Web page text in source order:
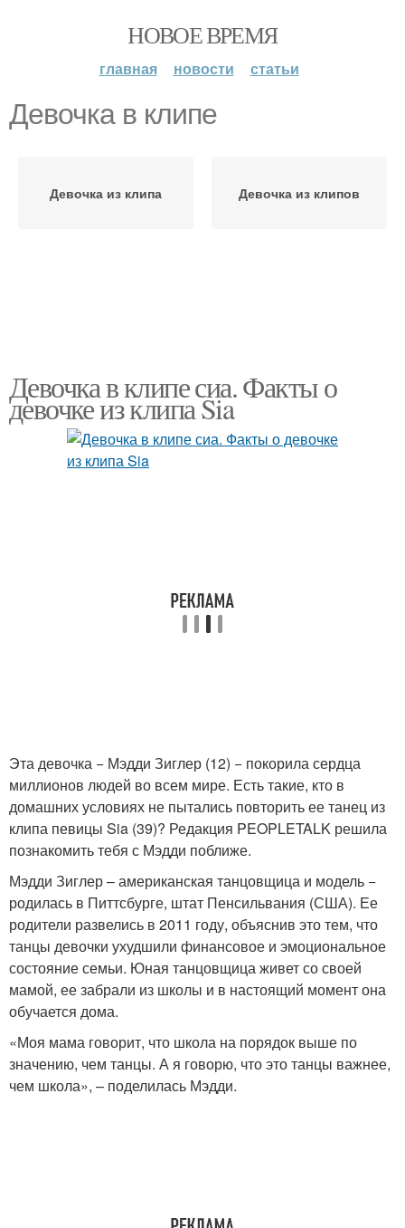
НОВОЕ ВРЕМЯ
главная новости статьи
Девочка в клипе
Девочка из клипа Девочка из клипов
Девочка в клипе сиа. Факты о
девочке из клипа Sia
Эта девочка − Мэдди Зиглер (12) − покорила сердца
миллионов людей во всем мире. Есть такие, кто в
домашних условиях не пытались повторить ее танец из
клипа певицы Sia (39)? Редакция PEOPLETALK решила
познакомить тебя с Мэдди поближе.
Мэдди Зиглер – американская танцовщица и модель −
родилась в Питтсбурге, штат Пенсильвания (США). Ее
родители развелись в 2011 году, объяснив это тем, что
танцы девочки ухудшили финансовое и эмоциональное
состояние семьи. Юная танцовщица живет со своей
мамой, ее забрали из школы и в настоящий момент она
обучается дома.
«Моя мама говорит, что школа на порядок выше по
значению, чем танцы. А я говорю, что это танцы важнее,
чем школа», – поделилась Мэдди.